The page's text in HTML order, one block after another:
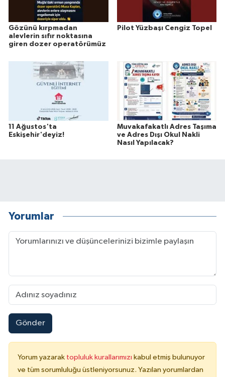
Gözünü kırpmadan
alevlerin sıfır noktasına
giren dozer operatörümüz
Pilot Yüzbaşı Cengiz Topel
11 Ağustos'ta
Eskişehir'deyiz!
Muvakafakatlı Adres Taşıma
ve Adres Dışı Okul Nakli
Nasıl Yapılacak?
Yorumlar
Gönder
Yorum yazarak topluluk kurallarımızı kabul etmiş bulunuyor
ve tüm sorumluluğu üstleniyorsunuz. Yazılan yorumlardan